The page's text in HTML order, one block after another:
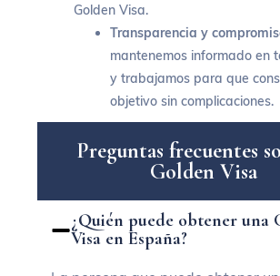
Golden Visa.
Transparencia y
mantenemos informado en
y trabajamos para que
objetivo sin complicaciones.
Preguntas frecuentes so
Golden Visa
¿Quién puede obtener una
Visa en España?